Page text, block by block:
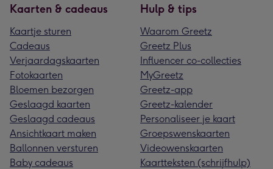
Kaarten & cadeaus
Kaartje sturen
Cadeaus
Verjaardagskaarten
Fotokaarten
Bloemen bezorgen
Geslaagd kaarten
Geslaagd cadeaus
Ansichtkaart maken
Ballonnen versturen
Baby cadeaus
Hulp & tips
Waarom Greetz
Greetz Plus
Influencer co-collecties
MyGreetz
Greetz-app
Greetz-kalender
Personaliseer je kaart
Groepswenskaarten
Videowenskaarten
Kaartteksten (schrijfhulp)